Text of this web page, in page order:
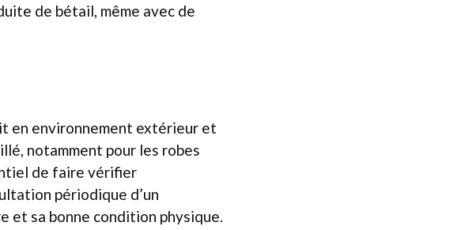
de bétail, même avec de
en environnement extérieur et
notamment pour les robes
de faire vérifier
périodique d’un
et sa bonne condition physique.